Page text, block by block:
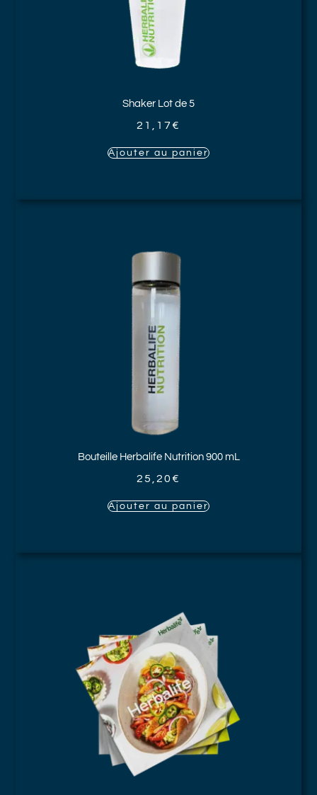
Shaker Lot de 5
21,17€
Ajouter au panier
Bouteille Herbalife Nutrition900 mL
25,20€
Ajouter au panier